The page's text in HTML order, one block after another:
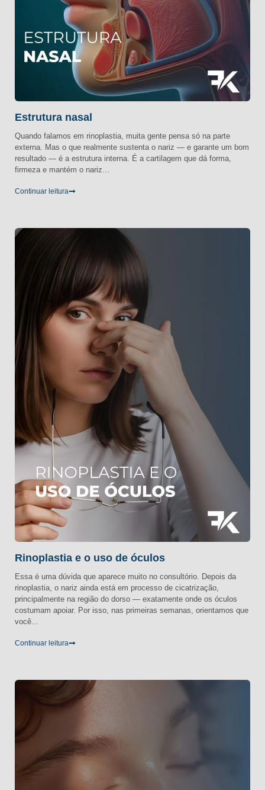
Estrutura nasal
Quando falamos em rinoplastia, muita gente pensa só na parte
externa. Mas o que realmente sustenta o nariz — e garante um bom
resultado — é a estrutura interna. É a cartilagem que dá forma,
firmeza e mantém o nariz...
Continuar leitura
Rinoplastia e o uso de óculos
Essa é uma dúvida que aparece muito no consultório. Depois da
rinoplastia, o nariz ainda está em processo de cicatrização,
principalmente na região do dorso — exatamente onde os óculos
costumam apoiar. Por isso, nas primeiras semanas, orientamos que
você...
Continuar leitura